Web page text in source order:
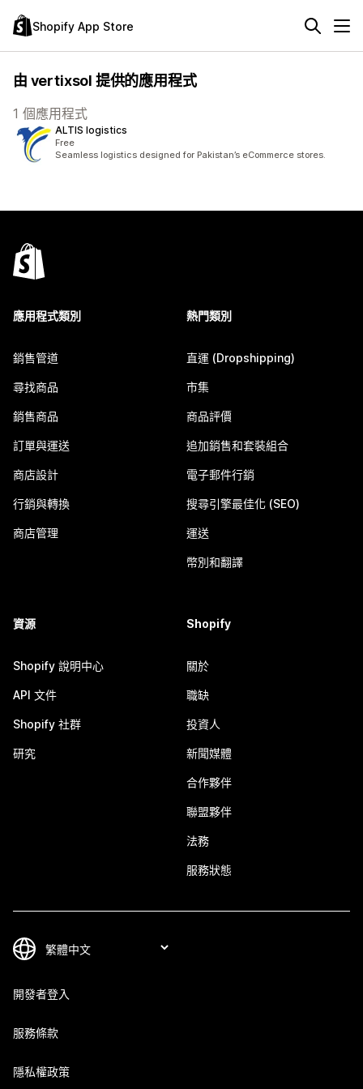
Shopify App Store
由 vertixsol 提供的應用程式
1 個應用程式
ALTIS logistics
Free
Seamless logistics designed for Pakistan’s eCommerce stores.
應用程式類別
銷售管道
尋找商品
銷售商品
訂單與運送
商店設計
行銷與轉換
商店管理
熱門類別
直運 (Dropshipping)
市集
商品評價
追加銷售和套裝組合
電子郵件行銷
搜尋引擎最佳化 (SEO)
運送
幣別和翻譯
資源
Shopify 說明中心
API 文件
Shopify 社群
研究
Shopify
關於
職缺
投資人
新聞媒體
合作夥伴
聯盟夥伴
法務
服務狀態
開發者登入
服務條款
隱私權政策